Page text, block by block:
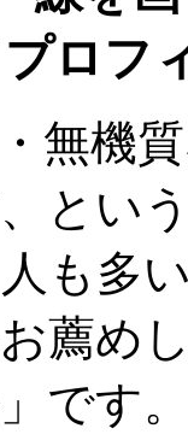
プロフ
無機
とい
も多
薦め
です